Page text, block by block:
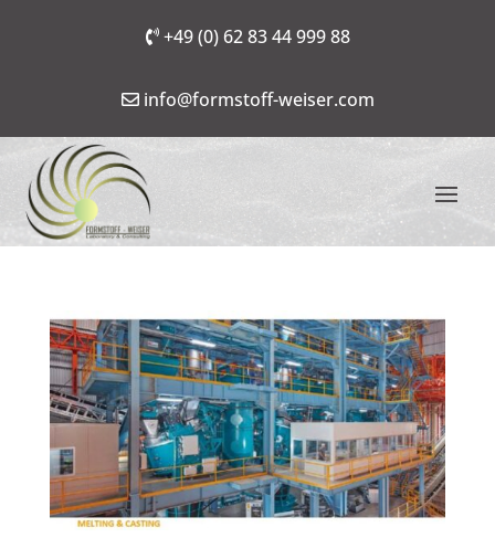
+49 (0) 62 83 44 999 88
info@formstoff-weiser.com